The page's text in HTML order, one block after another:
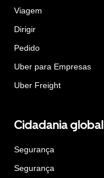
Viagem
Dirigir
Pedido
Uber para Empresas
Uber Freight
Cidadania global
Segurança
Segurança